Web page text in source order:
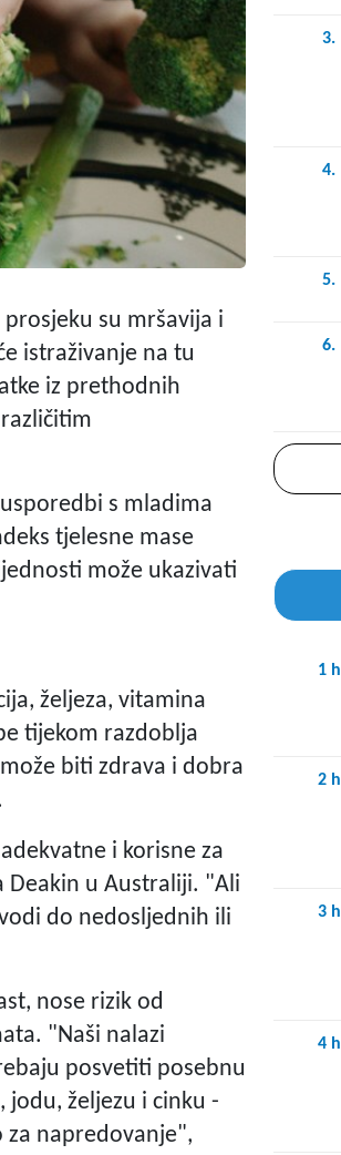
su mršavija i
istraživanje na tu
iz prethodnih
s mladima
tjelesne mase
može ukazivati
željeza, vitamina
tijekom razdoblja
biti zdrava i dobra
i korisne za
Deakin u Australiji. "Ali
do nedosljednih ili
nose rizik od
"Naši nalazi
posvetiti posebnu
željezu i cinku -
za napredovanje",
3.
4.
5.
6.
1 h
2 h
3 h
4 h